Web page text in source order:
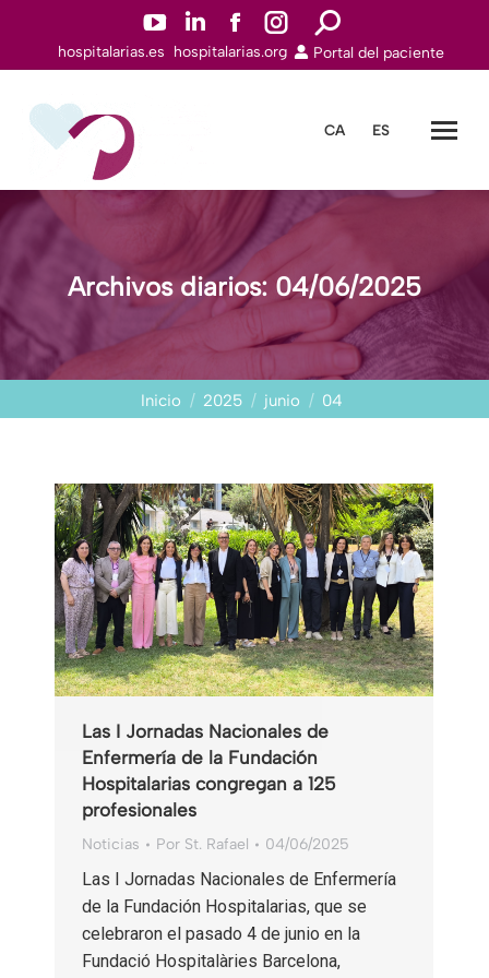
YouTuben
abre
ventana
Linkedinn
abre
ventana
Facebookn
abre
ventana
Instagramn
abre
ventana
Buscar:
hospitalarias.es hospitalarias.org Portal del paciente
CA ES
Archivos diarios:04/06/2025
Inicio 2025 junio 04
Las I Jornadas Nacionales de
Enfermería de la Fundación
Hospitalarias congregan a 125
profesionales
Noticias Por St. Rafael 04/06/2025
Las I Jornadas Nacionales de Enfermería
de la Fundación Hospitalarias, que se
celebraron el pasado 4 de junio en la
Fundació Hospitalàries Barcelona, ​​